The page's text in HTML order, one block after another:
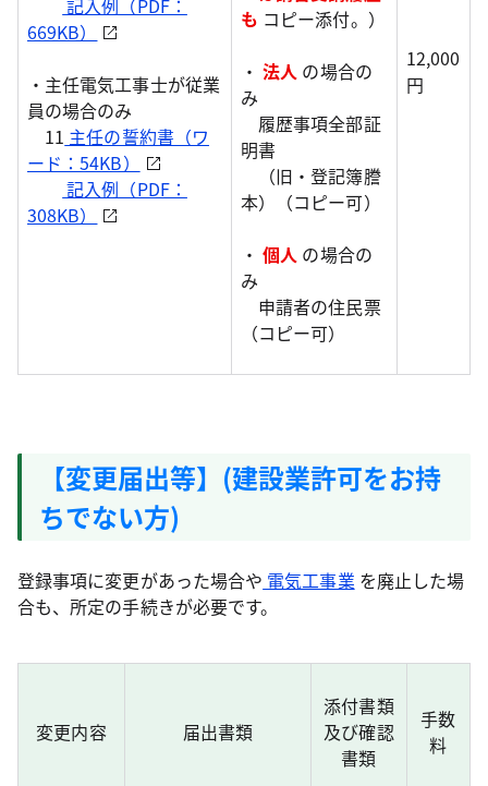
記入例（PDF：
669KB）
・主任電気工事士が従業
員の場合のみ
11 主任の誓約書（ワ
ード：54KB）
記入例（PDF：
308KB）
も コピー添付。）
・ 法人 の場合の
み
履歴事項全部証
明書
（旧・登記簿謄
本）（コピー可）
・ 個人 の場合の
み
申請者の住民票
（コピー可）
12,000
円
【変更届出等】(建設業許可をお持
ちでない方)
登録事項に変更があった場合や 電気工事業 を廃止した場
合も、所定の手続きが必要です。
変更内容 届出書類
添付書類
及び確認
書類
手数
料